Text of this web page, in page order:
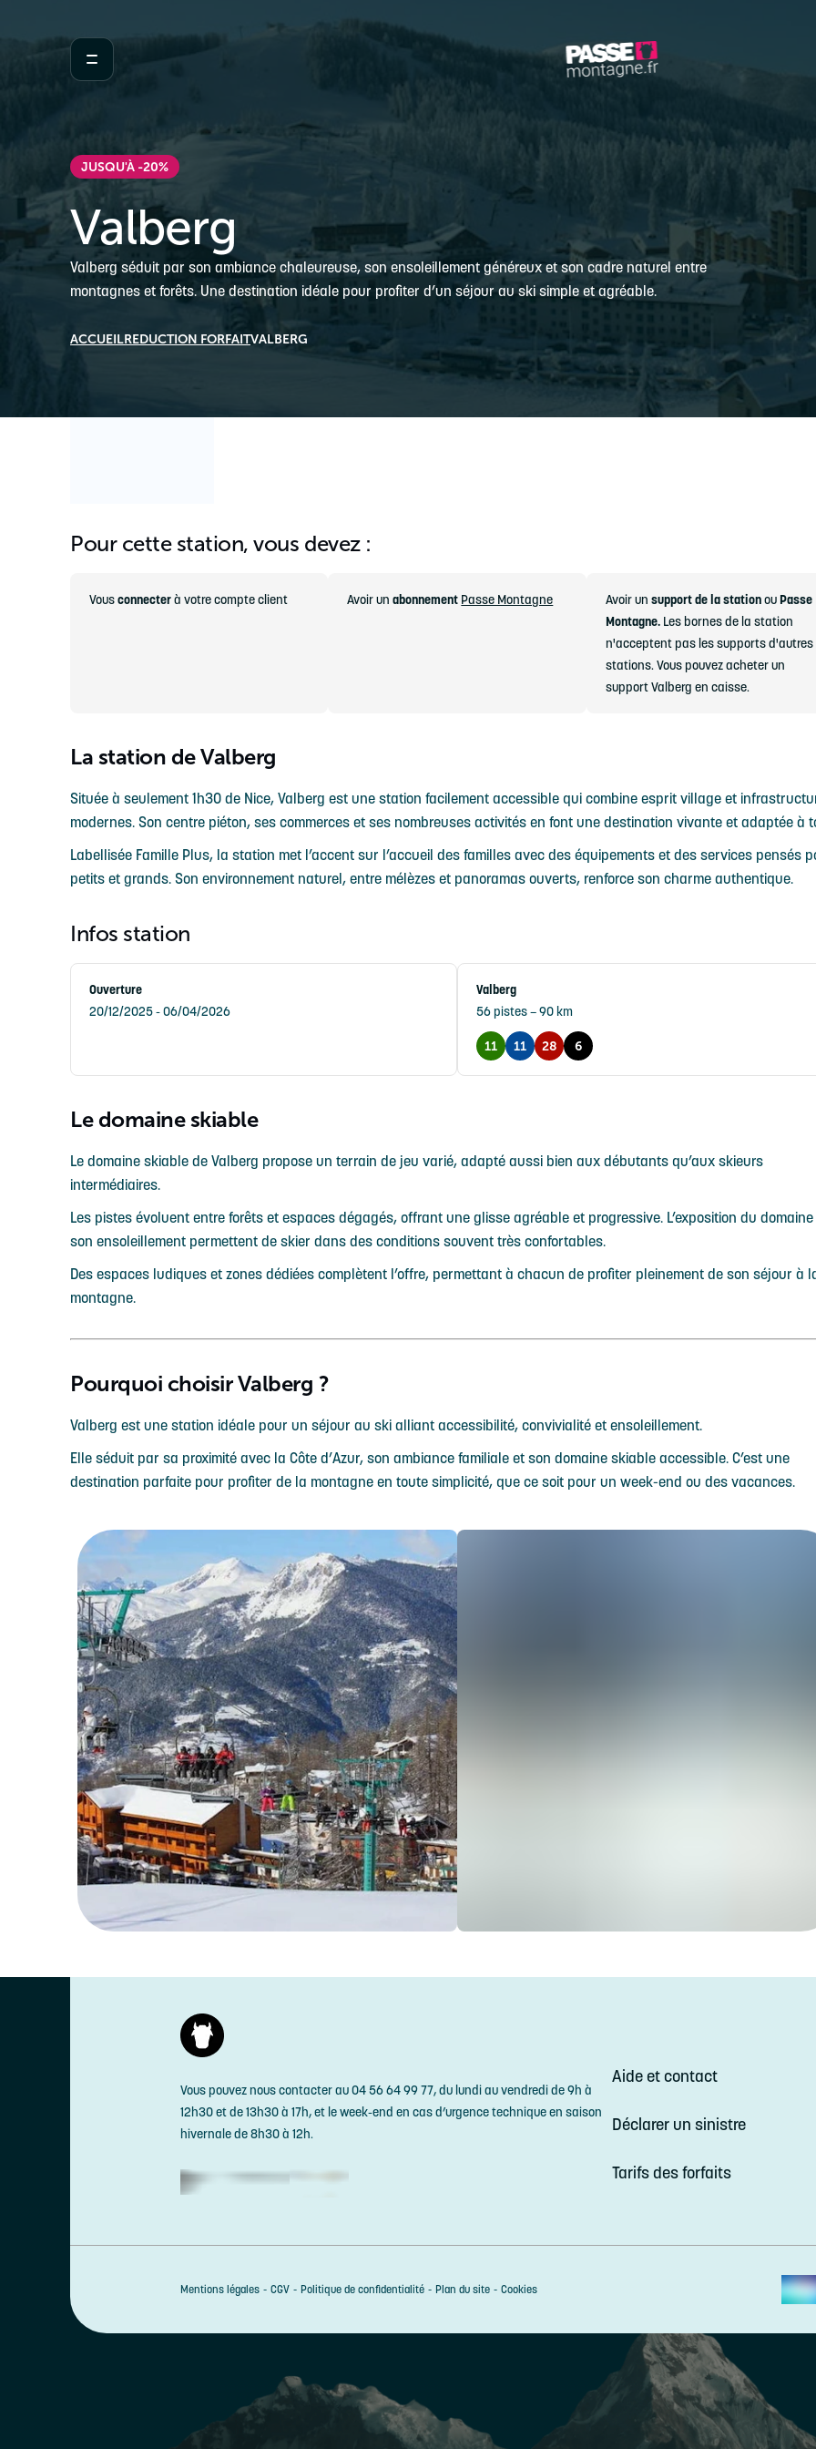
JUSQU'À -20%
Valberg
Valberg séduit par son ambiance chaleureuse, son ensoleillement généreux et son cadre naturel entre
montagnes et forêts. Une destination idéale pour profiter d’un séjour au ski simple et agréable.
ACCUEILREDUCTION FORFAITVALBERG
Pour cette station, vous devez :
Vousconnecterà votre compte client Avoir unabonnement Passe Montagne Avoir un support de la stationou Passe
Montagne.Les bornes de la station
n'acceptent pas les supports d'autres
stations. Vous pouvez acheter un
support Valberg en caisse.
La station de Valberg
Située à seulement 1h30 de Nice, Valberg est une station facilement accessible qui combine esprit village et
modernes. Son centre piéton, ses commerces et ses nombreuses activités en font une destination vivante et adaptée à
Labellisée Famille Plus, la station met l’accent sur l’accueil des familles avec des équipements et des services pensés
petits et grands. Son environnement naturel, entre mélèzes et panoramas ouverts, renforce son charme authentique.
Infos station
Ouverture
20/12/2025 - 06/04/2026
Valberg
56 pistes – 90 km
11 11 28 6
Le domaine skiable
Le domaine skiable de Valberg propose un terrain de jeu varié, adapté aussi bien aux débutants qu’aux skieurs
intermédiaires.
Les pistes évoluent entre forêts et espaces dégagés, offrant une glisse agréable et progressive. L’exposition du
son ensoleillement permettent de skier dans des conditions souvent très confortables.
Des espaces ludiques et zones dédiées complètent l’offre, permettant à chacun de profiter pleinement de son séjour à
montagne.
Pourquoi choisir Valberg ?
Valberg est une station idéale pour un séjour au ski alliant accessibilité, convivialité et ensoleillement.
Elle séduit par sa proximité avec la Côte d’Azur, son ambiance familiale et son domaine skiable accessible. C’est une
destination parfaite pour profiter de la montagne en toute simplicité, que ce soit pour un week-end ou des vacances.
Vous pouvez nous contacter au 04 56 64 99 77, du lundi au vendredi de 9h à
12h30 et de 13h30 à 17h, et le week-end en cas d’urgence technique en saison
hivernale de 8h30 à 12h.
Aide et contact
Déclarer un sinistre
Tarifs des forfaits
Mentions légales CGV Politique de confidentialité Plan du site Cookies